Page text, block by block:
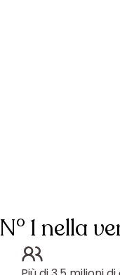
N° 1 nella